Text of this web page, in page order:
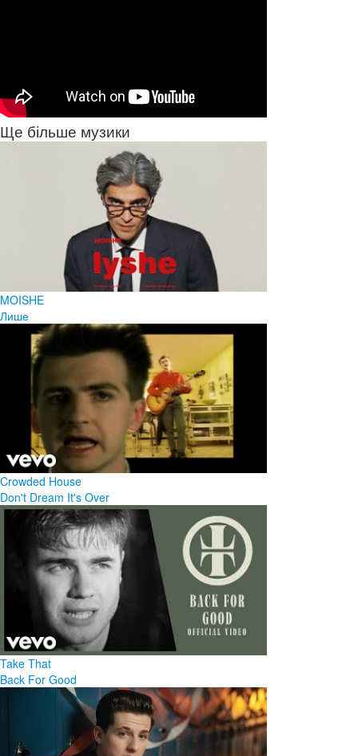
Ще більше музики
MOISHE
Лише
Crowded House
Don't Dream It's Over
Take That
Back For Good